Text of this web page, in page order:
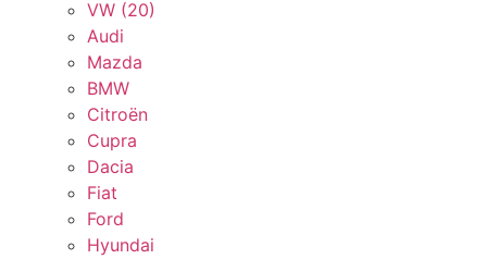
VW (20)
Audi
Mazda
BMW
Citroën
Cupra
Dacia
Fiat
Ford
Hyundai